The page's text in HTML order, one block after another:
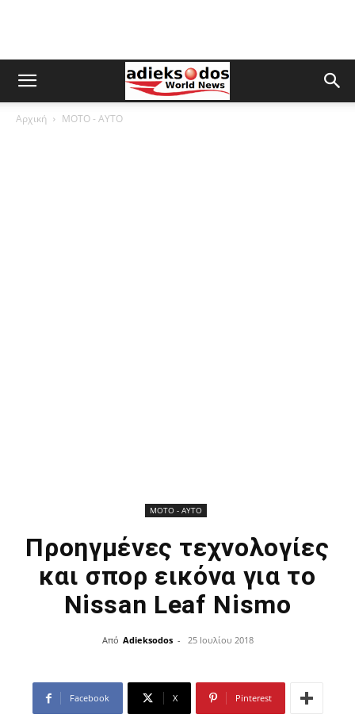
Αρχική ΜOTO - AYTO
ΜOTO - AYTO
Προηγμένες τεχνολογίες
και σπορ εικόνα για το
Nissan Leaf Nismo
Από Adieksodos - 25 Ιουλίου 2018
Facebook X Pinterest